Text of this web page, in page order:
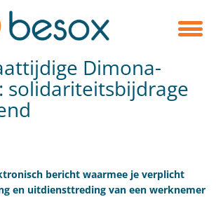
Dimona-
solidariteitsbijdrage
bericht waarmee je verplicht
en uitdiensttreding van een werknemer